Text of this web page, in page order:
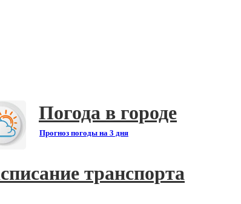
Погода в городе
Прогноз погоды на 3 дня
транспорта